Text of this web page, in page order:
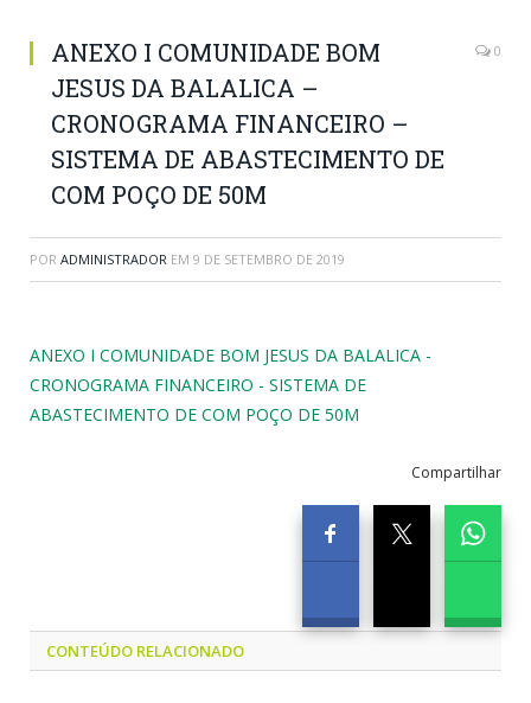
ANEXO I COMUNIDADE BOM
JESUS DA BALALICA –
CRONOGRAMA FINANCEIRO –
SISTEMA DE ABASTECIMENTO DE
COM POÇO DE 50M
0
POR ADMINISTRADOR EM 9 DE SETEMBRO DE 2019
ANEXO I COMUNIDADE BOM JESUS DA BALALICA -
CRONOGRAMA FINANCEIRO - SISTEMA DE
ABASTECIMENTO DE COM POÇO DE 50M
Compartilhar
CONTEÚDO RELACIONADO